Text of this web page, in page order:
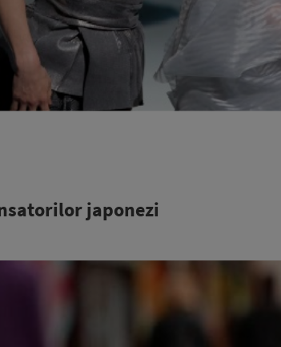
japonezi